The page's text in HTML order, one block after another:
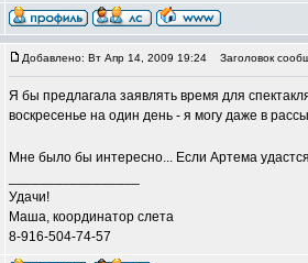
Добавлено: Вт Апр 14, 2009 19:24 Заголовок
Я бы предлагала заявлять время для
воскресенье на один день - я могу даже в
Мне было бы интересно... Если Артема
Удачи!
Маша, координатор слета
8-916-504-74-57